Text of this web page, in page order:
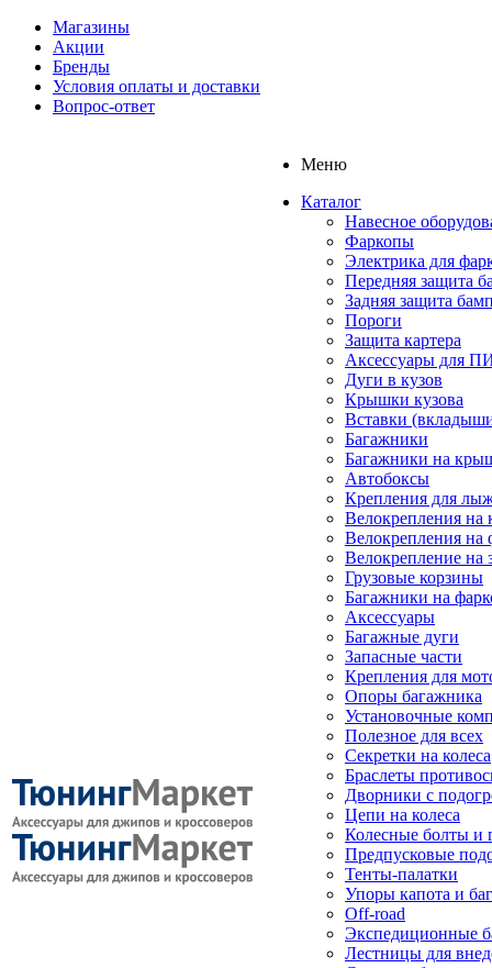
Магазины
Акции
Бренды
Условия оплаты и доставки
Вопрос-ответ
Меню
Каталог
Навесное
Фаркопы
Электрика для
Передняя защита
Задняя защита
Пороги
Защита картера
Аксессуары для
Дуги в кузов
Крышки кузова
Вставки
Багажники
Багажники на
Автобоксы
Крепления для
Велокрепления
Велокрепления на
Велокрепление на
Грузовые корзины
Багажники на
Аксессуары
Багажные дуги
Запасные части
Крепления для
Опоры багажника
Установочные
Полезное для всех
Секретки на колеса
Браслеты
Дворники с
Цепи на колеса
Колесные болты и
Предпусковые
Тенты-палатки
Упоры капота и
Off-road
Экспедиционные
Лестницы для